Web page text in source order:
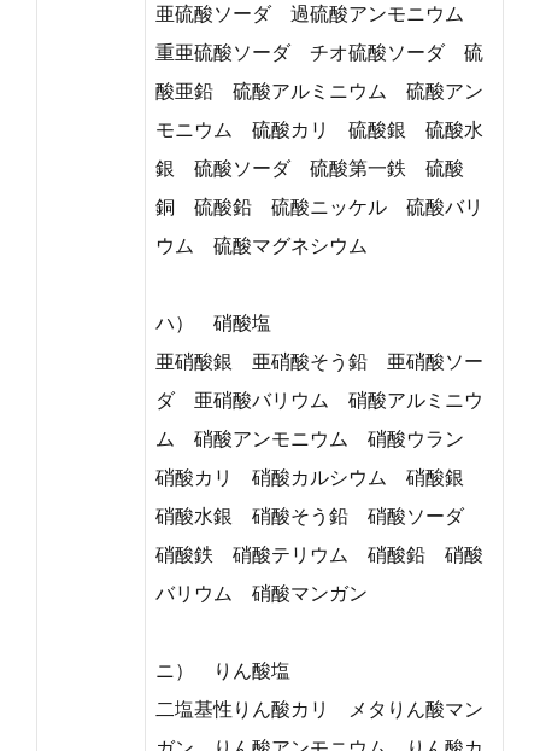
亜硫酸ソーダ 過硫酸アンモニウム
重亜硫酸ソーダ チオ硫酸ソーダ 硫
酸亜鉛 硫酸アルミニウム 硫酸アン
モニウム 硫酸カリ 硫酸銀 硫酸水
銀 硫酸ソーダ 硫酸第一鉄 硫酸
銅 硫酸鉛 硫酸ニッケル 硫酸バリ
ウム 硫酸マグネシウム
ハ） 硝酸塩
亜硝酸銀 亜硝酸そう鉛 亜硝酸ソー
ダ 亜硝酸バリウム 硝酸アルミニウ
ム 硝酸アンモニウム 硝酸ウラン
硝酸カリ 硝酸カルシウム 硝酸銀
硝酸水銀 硝酸そう鉛 硝酸ソーダ
硝酸鉄 硝酸テリウム 硝酸鉛 硝酸
バリウム 硝酸マンガン
ニ） りん酸塩
二塩基性りん酸カリ メタりん酸マン